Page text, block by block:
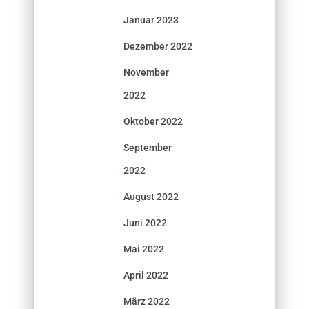
Januar 2023
Dezember 2022
November
2022
Oktober 2022
September
2022
August 2022
Juni 2022
Mai 2022
April 2022
März 2022